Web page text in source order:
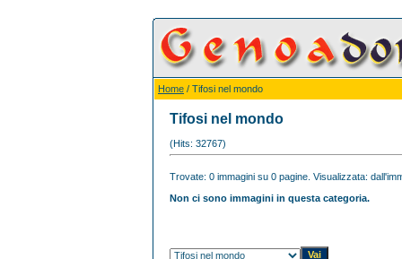
Home / Tifosi nel mondo
Tifosi nel mondo
(Hits: 32767)
Trovate: 0 immagini su 0 pagine. Visualizzata:
Non ci sono immagini in questa categoria.